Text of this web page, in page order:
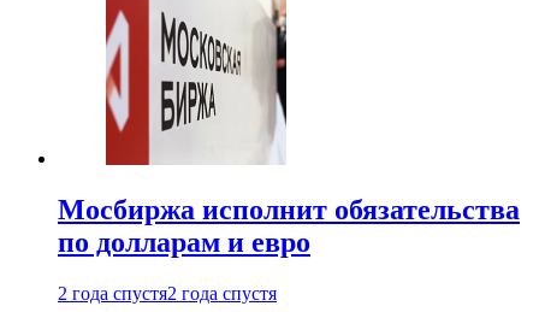
Мосбиржа исполнит обязательства
по долларам и евро
2 года спустя2 года спустя